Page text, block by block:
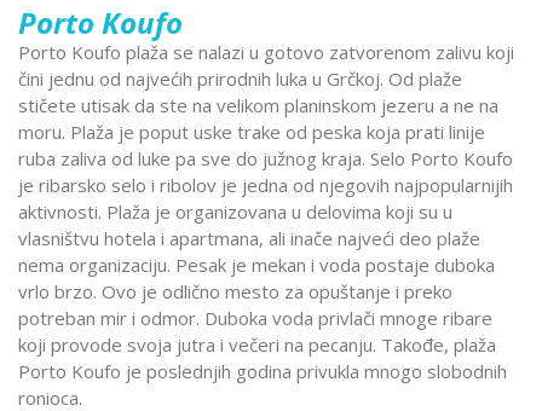
Porto Koufo
Porto Koufo plaža se nalazi u gotovo zatvorenom zalivu koji
čini jednu od najvećih prirodnih luka u Grčkoj. Od plaže
stičete utisak da ste na velikom planinskom jezeru a ne na
moru. Plaža je poput uske trake od peska koja prati linije
ruba zaliva od luke pa sve do južnog kraja. Selo Porto Koufo
je ribarsko selo i ribolov je jedna od njegovih najpopularnijih
aktivnosti. Plaža je organizovana u delovima koji su u
vlasništvu hotela i apartmana, ali inače najveći deo plaže
nema organizaciju. Pesak je mekan i voda postaje duboka
vrlo brzo. Ovo je odlično mesto za opuštanje i preko
potreban mir i odmor. Duboka voda privlači mnoge ribare
koji provode svoja jutra i večeri na pecanju. Takođe, plaža
Porto Koufo je poslednjih godina privukla mnogo slobodnih
ronioca.